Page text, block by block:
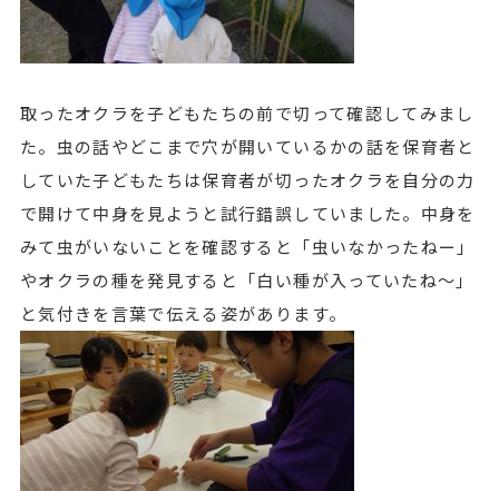
取ったオクラを子どもたちの前で切って確認してみまし
た。虫の話やどこまで穴が開いているかの話を保育者と
していた子どもたちは保育者が切ったオクラを自分の力
で開けて中身を見ようと試行錯誤していました。中身を
みて虫がいないことを確認すると「虫いなかったねー」
やオクラの種を発見すると「白い種が入っていたね～」
と気付きを言葉で伝える姿があります。